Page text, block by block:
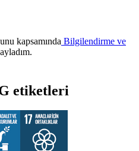
kapsamında Bilgilendirme ve
etiketleri